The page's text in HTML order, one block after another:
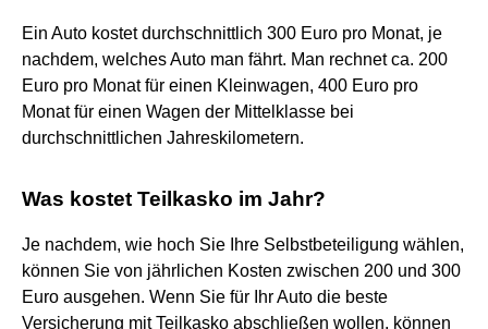
Ein Auto kostet durchschnittlich 300 Euro pro Monat, je
nachdem, welches Auto man fährt. Man rechnet ca. 200
Euro pro Monat für einen Kleinwagen, 400 Euro pro
Monat für einen Wagen der Mittelklasse bei
durchschnittlichen Jahreskilometern.
Was kostet Teilkasko im Jahr?
Je nachdem, wie hoch Sie Ihre Selbstbeteiligung wählen,
können Sie von jährlichen Kosten zwischen 200 und 300
Euro ausgehen. Wenn Sie für Ihr Auto die beste
Versicherung mit Teilkasko abschließen wollen, können